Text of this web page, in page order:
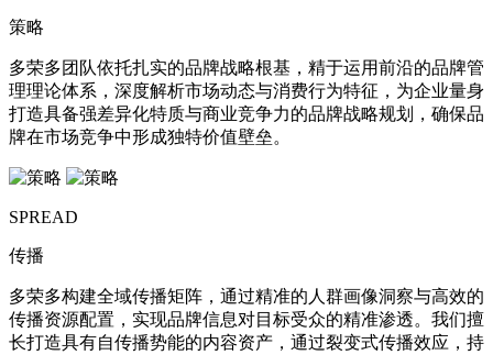
策略
多荣多团队依托扎实的品牌战略根基，精于运用前沿的品牌管
理理论体系，深度解析市场动态与消费行为特征，为企业量身
打造具备强差异化特质与商业竞争力的品牌战略规划，确保品
牌在市场竞争中形成独特价值壁垒。
SPREAD
传播
多荣多构建全域传播矩阵，通过精准的人群画像洞察与高效的
传播资源配置，实现品牌信息对目标受众的精准渗透。我们擅
长打造具有自传播势能的内容资产，通过裂变式传播效应，持